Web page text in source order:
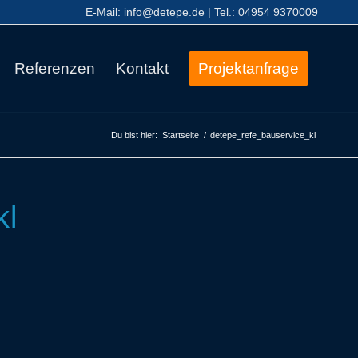
E-Mail: info@detepe.de | Tel.: 04954 9370009
Referenzen Kontakt Projektanfrage
Du bist hier: Startseite / detepe_refe_bauservice_kl